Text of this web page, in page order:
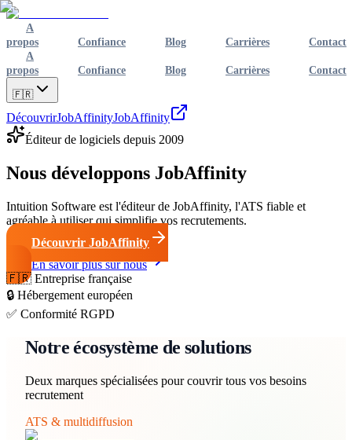
A
propos
Confiance Blog Carrières
Contact
A
propos
Confiance Blog Carrières Contact
🇫🇷
DécouvrirJobAffinityJobAffinity
Éditeur de logiciels depuis 2009
Nous développons JobAffinity
Intuition Software est l'éditeur de JobAffinity, l'ATS fiable et
agréable à utiliser qui simplifie vos recrutements.
Découvrir JobAffinity
En savoir plus sur nous
🇫🇷 Entreprise française
🔒 Hébergement européen
✅ Conformité RGPD
Notre écosystème de solutions
Deux marques spécialisées pour couvrir tous vos besoins
recrutement
ATS & multidiffusion